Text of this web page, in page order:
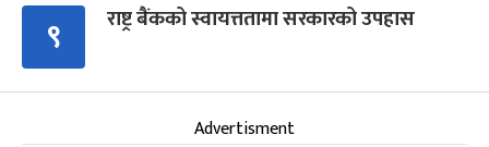
९ राष्ट्र बैंकको स्वायत्ततामा सरकारको उपहास
Advertisment